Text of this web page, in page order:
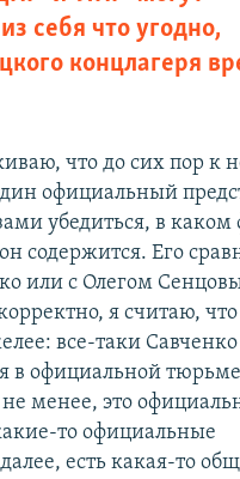
себя что угодно,
концлагеря
что до сих пор к
официальный
убедиться, в каком
содержится. Его
или с Олегом
я считаю, что
все-таки
в официальной
не менее, это
то официальные
есть какая-то